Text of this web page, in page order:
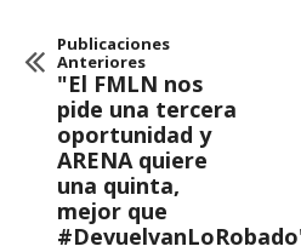
Publicaciones
Anteriores
"El FMLN nos
pide una tercera
oportunidad y
ARENA quiere
una quinta,
mejor que